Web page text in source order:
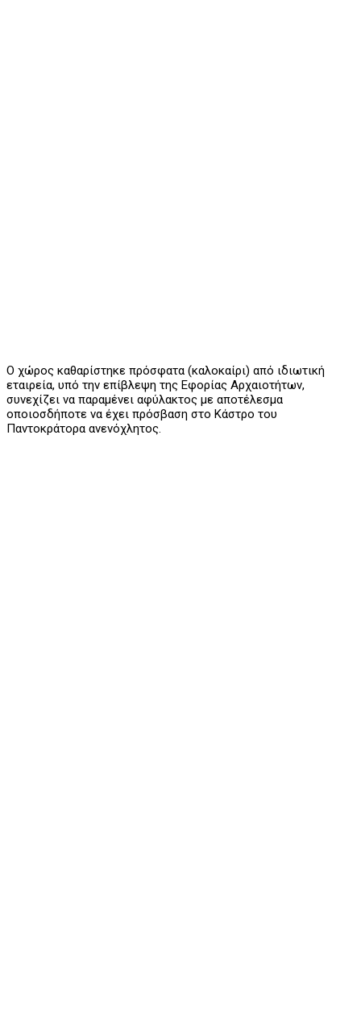
Ο χώρος καθαρίστηκε πρόσφατα (καλοκαίρι) από ιδιωτική
εταιρεία, υπό την επίβλεψη της Εφορίας Αρχαιοτήτων,
συνεχίζει να παραμένει αφύλακτος με αποτέλεσμα
οποιοσδήποτε να έχει πρόσβαση στο Κάστρο του
Παντοκράτορα ανενόχλητος.